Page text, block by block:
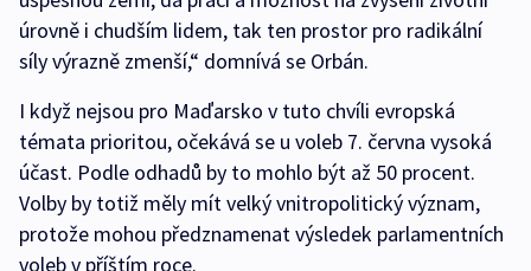
úrovně i chudším lidem, tak ten prostor pro radikální
síly výrazně zmenší,“ domnívá se Orbán.
I když nejsou pro Maďarsko v tuto chvíli evropská
témata prioritou, očekává se u voleb 7. června vysoká
účast. Podle odhadů by to mohlo být až 50 procent.
Volby by totiž měly mít velký vnitropolitický význam,
protože mohou předznamenat výsledek parlamentních
voleb v příštím roce.